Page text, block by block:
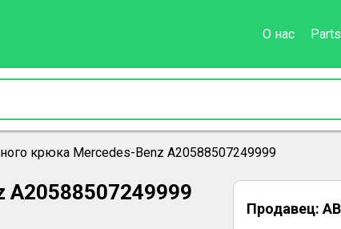
О нас
крюка Mercedes-Benz A20588507249999
A20588507249999
Продавец: